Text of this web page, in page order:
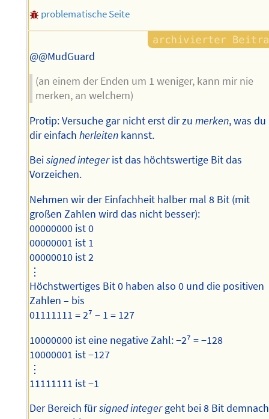
problematische Seite
@@MudGuard
(an einem der Enden um 1 weniger, kann mir nie
merken, an welchem)
Protip: Versuche gar nicht erst dir zumerken, was du
dir einfachherleiten kannst.
Beisigned integerist das höchtswertige Bit das
Vorzeichen.
Nehmen wir der Einfachheit halber mal 8 Bit (mit
großen Zahlen wird das nicht besser):
00000000 ist 0
00000001 ist 1
00000010 ist 2
⋮
Höchstwertiges Bit 0 haben also 0 und die positiven
Zahlen – bis
01111111 = 2⁷ − 1 = 127
10000000 ist eine negative Zahl: −2⁷ = −128
10000001 ist −127
⋮
11111111 ist −1
Der Bereich fürsigned integergeht bei 8 Bit demnach